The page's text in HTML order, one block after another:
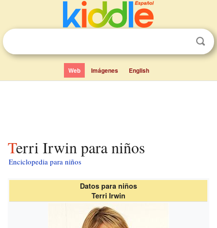
Web Imágenes English
Terri Irwin para niños
Enciclopedia para niños
Datos para niños
Terri Irwin